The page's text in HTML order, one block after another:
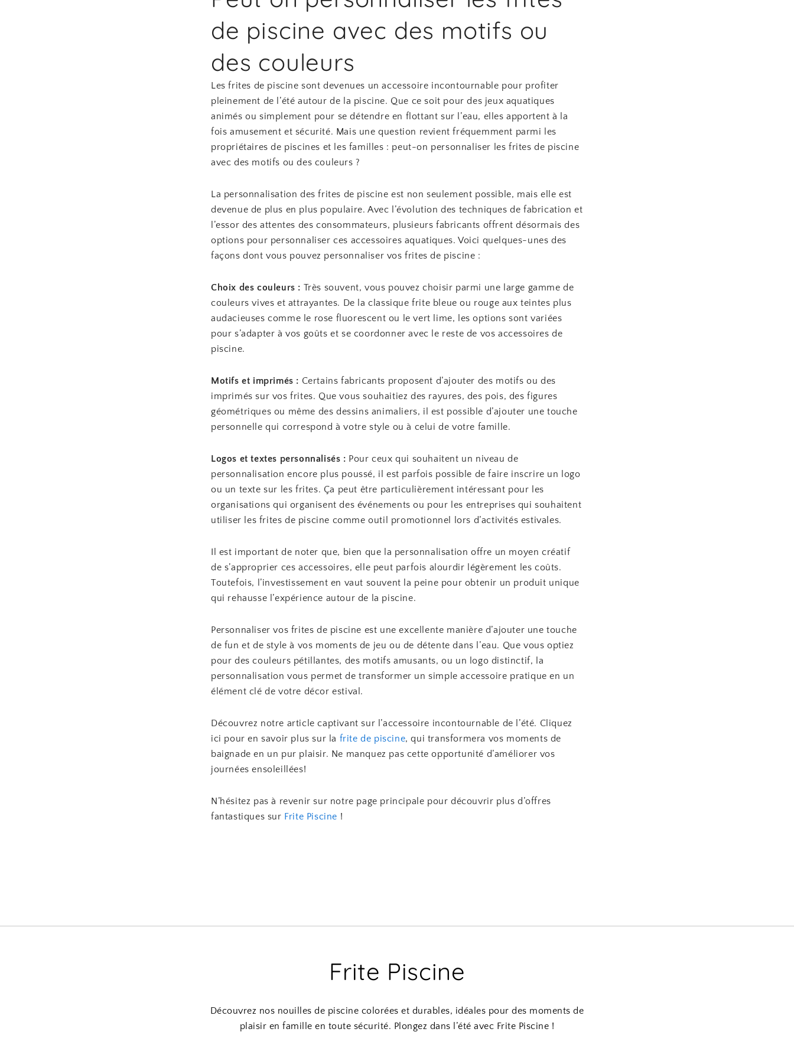
de piscine avec des motifs ou
des couleurs
Les frites de piscine sont devenues un accessoire incontournable pour profiter
pleinement de l’été autour de la piscine. Que ce soit pour des jeux aquatiques
animés ou simplement pour se détendre en flottant sur l’eau, elles apportent à la
fois amusement et sécurité. Mais une question revient fréquemment parmi les
propriétaires de piscines et les familles : peut-on personnaliser les frites de piscine
avec des motifs ou des couleurs ?
La personnalisation des frites de piscine est non seulement possible, mais elle est
devenue de plus en plus populaire. Avec l’évolution des techniques de fabrication et
l’essor des attentes des consommateurs, plusieurs fabricants offrent désormais des
options pour personnaliser ces accessoires aquatiques. Voici quelques-unes des
façons dont vous pouvez personnaliser vos frites de piscine :
Choix des couleurs : Très souvent, vous pouvez choisir parmi une large gamme de
couleurs vives et attrayantes. De la classique frite bleue ou rouge aux teintes plus
audacieuses comme le rose fluorescent ou le vert lime, les options sont variées
pour s’adapter à vos goûts et se coordonner avec le reste de vos accessoires de
piscine.
Motifs et imprimés : Certains fabricants proposent d’ajouter des motifs ou des
imprimés sur vos frites. Que vous souhaitiez des rayures, des pois, des figures
géométriques ou même des dessins animaliers, il est possible d’ajouter une touche
personnelle qui correspond à votre style ou à celui de votre famille.
Logos et textes personnalisés : Pour ceux qui souhaitent un niveau de
personnalisation encore plus poussé, il est parfois possible de faire inscrire un logo
ou un texte sur les frites. Ça peut être particulièrement intéressant pour les
organisations qui organisent des événements ou pour les entreprises qui souhaitent
utiliser les frites de piscine comme outil promotionnel lors d’activités estivales.
Il est important de noter que, bien que la personnalisation offre un moyen créatif
de s’approprier ces accessoires, elle peut parfois alourdir légèrement les coûts.
Toutefois, l’investissement en vaut souvent la peine pour obtenir un produit unique
qui rehausse l’expérience autour de la piscine.
Personnaliser vos frites de piscine est une excellente manière d’ajouter une touche
de fun et de style à vos moments de jeu ou de détente dans l’eau. Que vous optiez
pour des couleurs pétillantes, des motifs amusants, ou un logo distinctif, la
personnalisation vous permet de transformer un simple accessoire pratique en un
élément clé de votre décor estival.
Découvrez notre article captivant sur l’accessoire incontournable de l’été. Cliquez
ici pour en savoir plus sur la frite de piscine, qui transformera vos moments de
baignade en un pur plaisir. Ne manquez pas cette opportunité d’améliorer vos
journées ensoleillées!
N’hésitez pas à revenir sur notre page principale pour découvrir plus d’offres
fantastiques sur Frite Piscine !
Frite Piscine
Découvrez nos nouilles de piscine colorées et durables, idéales pour des moments de
plaisir en famille en toute sécurité. Plongez dans l’été avec Frite Piscine !